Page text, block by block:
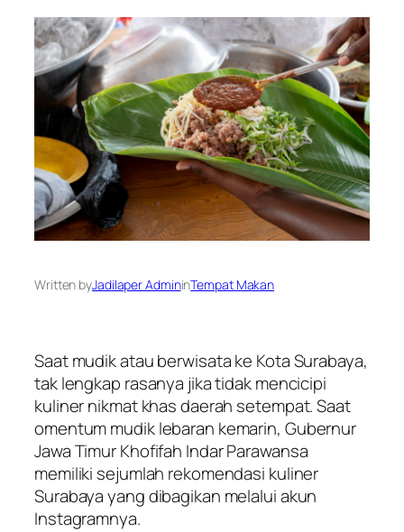
Written byJadilaper AdmininTempat Makan
Saat mudik atau berwisata ke Kota Surabaya,
tak lengkap rasanya jika tidak mencicipi
kuliner nikmat khas daerah setempat. Saat
omentum mudik lebaran kemarin, Gubernur
Jawa Timur Khofifah Indar Parawansa
memiliki sejumlah rekomendasi kuliner
Surabaya yang dibagikan melalui akun
Instagramnya.